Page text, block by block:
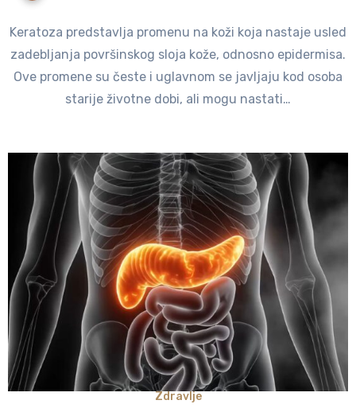
Keratoza predstavlja promenu na koži koja nastaje usled
zadebljanja površinskog sloja kože, odnosno epidermisa.
Ove promene su česte i uglavnom se javljaju kod osoba
starije životne dobi, ali mogu nastati…
Zdravlje